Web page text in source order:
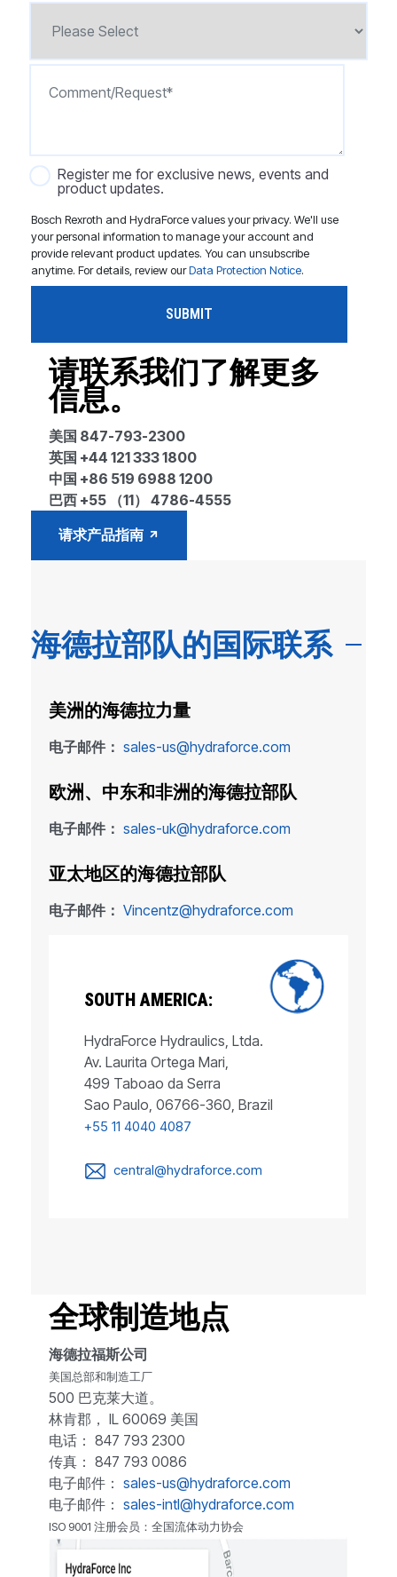
Register me for exclusive news, events and
product updates.
Bosch Rexroth and HydraForce values your privacy. We'll use
your personal information to manage your account and
provide relevant product updates. You can unsubscribe
anytime. For details, review ourData Protection Notice.
请联系我们了解更多
信息。
美国 847-793-2300
英国 +44 121 333 1800
中国 +86 519 6988 1200
巴西 +55 （11） 4786-4555
请求产品指南
海德拉部队的国际联系
美洲的海德拉力量
电子邮件： sales-us@hydraforce.com
欧洲、中东和非洲的海德拉部队
电子邮件： sales-uk@hydraforce.com
亚太地区的海德拉部队
电子邮件： Vincentz@hydraforce.com
SOUTH AMERICA:
HydraForce Hydraulics, Ltda.
Av. Laurita Ortega Mari,
499 Taboao da Serra
Sao Paulo, 06766-360, Brazil
+55 11 4040 4087
central@hydraforce.com
全球制造地点
海德拉福斯公司
美国总部和制造工厂
500 巴克莱大道。
林肯郡， IL 60069 美国
电话： 847 793 2300
传真： 847 793 0086
电子邮件： sales-us@hydraforce.com
电子邮件： sales-intl@hydraforce.com
ISO 9001 注册会员：全国流体动力协会